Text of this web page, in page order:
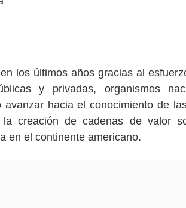
los últimos años gracias al
y privadas, organismos
hacia el conocimiento de
creación de cadenas de valor
en el continente americano.